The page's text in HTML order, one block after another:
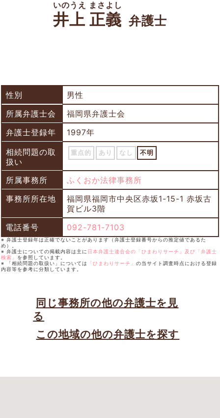
井上 正義
いのうえ まさよし
弁護士
性別
男性
所属弁護士会
福岡県弁護士会
弁護士登録年
1997年
相続問題の取
扱い
重点的 あり なし 不明
所属事務所
ふくおか法律事務所
事務所所在地
福岡県福岡市中央区赤坂1-15-1 赤坂古
賀ビル3階
電話番号
092-781-7103
※ 弁護士登録年は正確でないことがあります（弁護士登録番号からの推定値であるた
め）。
※ 弁護士についての掲載内容は主に 日本弁護士連合会の「ひまわりサーチ」及び「弁護士
検索」 を参照しています。
※ 「相続問題の取扱い」については
「ひまわりサーチ」 の当サイト調査時点における登録
内容等を参考に分類しています。
同じ事務所の他の弁護士を見
る
この地域の他の弁護士を探す